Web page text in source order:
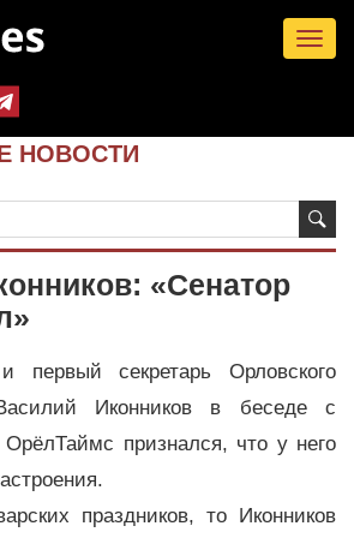
НОВОСТИ
«Сенатор
секретарь Орловского
Иконников в беседе с
ОрёлТаймс признался, что у него
праздников, то Иконников